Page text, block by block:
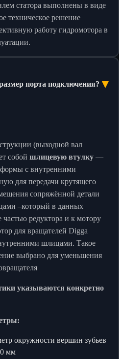
статора выполнены в виде
техническое решение
работу гидромотора в
порта подключения? ▼
(выходной вал
собой шлицевую втулку —
формы с внутренними
для передачи крутящего
сопряжённой детали
–который в данных
частью редуктора и к мотору
для вращателей Digga
шлицами. Такое
выбрано для уменьшения
указываются конкретно
окружности вершин зубьев
мм